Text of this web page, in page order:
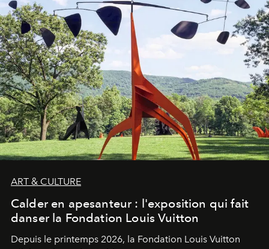
ART & CULTURE
Calder en apesanteur : l'exposition qui fait
danser la Fondation Louis Vuitton
Depuis le printemps 2026, la Fondation Louis Vuitton